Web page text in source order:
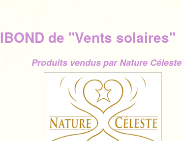
de "Vents solaires"
Produits vendus par ​Nature Céleste